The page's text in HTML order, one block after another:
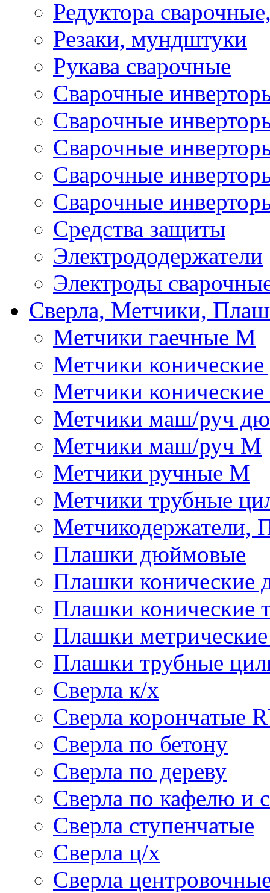
Редуктора
Резаки, мундштуки
Рукава сварочные
Сварочные
Сварочные
Сварочные
Сварочные
Сварочные
Средства защиты
Электрододержатели
Электроды
Сверла, Метчики,
Метчики гаечные М
Метчики
Метчики
Метчики маш/руч
Метчики маш/руч М
Метчики ручные М
Метчики трубные
Метчикодержатели,
Плашки дюймовые
Плашки
Плашки конические
Плашки
Плашки трубные
Сверла к/х
Сверла корончатые
Сверла по бетону
Сверла по дереву
Сверла по кафелю и
Сверла ступенчатые
Сверла ц/х
Сверла